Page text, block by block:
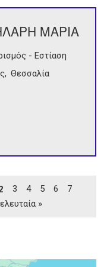
ΜΑΡΙΑ
- Εστίαση
Θεσσαλία
3 4 5 6
7
»